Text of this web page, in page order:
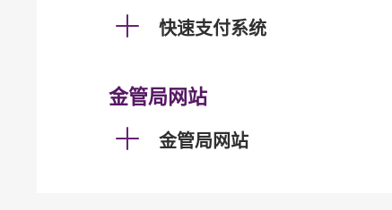
快速支付系统
金管局网站
金管局网站